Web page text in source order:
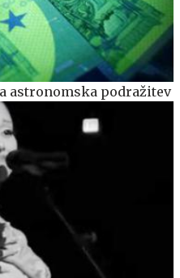
astronomska podražitev